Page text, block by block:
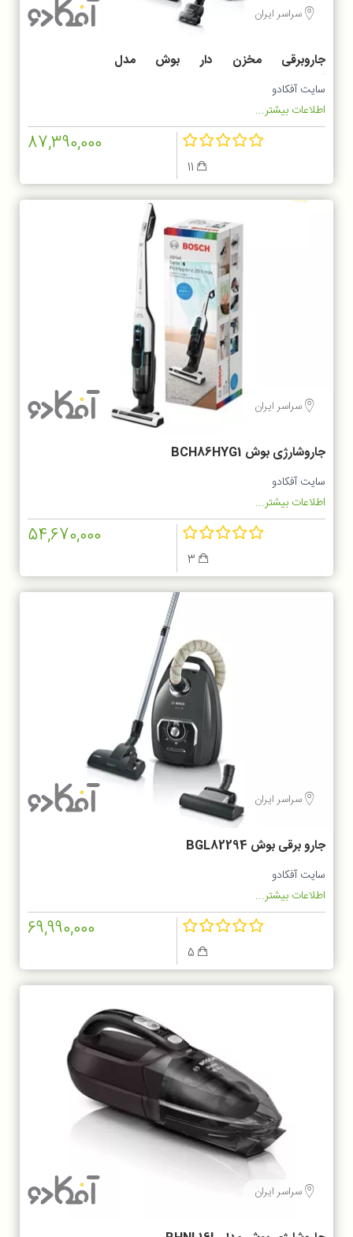
سراسر ایران
جاروبرقی مخزن دار بوش مدل
BGS7POW2
سایت آفکادو
اطلاعات بیشتر...
11
87,390,000
سراسر ایران
جاروشارژی بوش BCH86HYG1
سایت آفکادو
اطلاعات بیشتر...
3
54,670,000
سراسر ایران
جارو برقی بوش BGL82294
سایت آفکادو
اطلاعات بیشتر...
5
69,990,000
سراسر ایران